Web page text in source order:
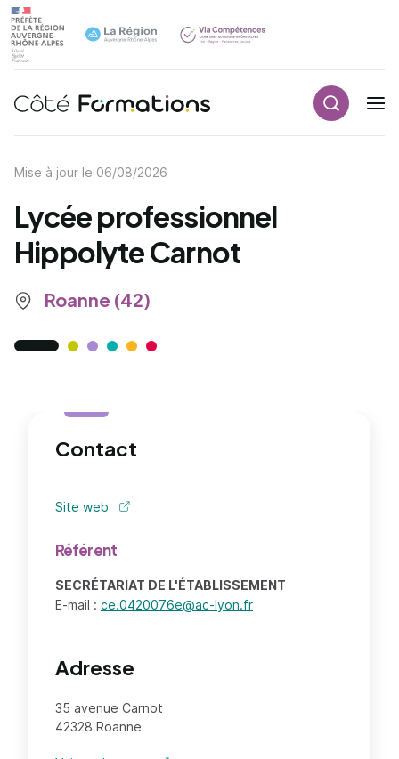
Navigation principale
Mise à jour le 06/08/2026
Lycée professionnel
Hippolyte Carnot
Roanne (42)
Contact
Site web de l'organisme - nouvel onglet
Référent
SECRÉTARIAT DE L'ÉTABLISSEMENT
E-mail : ce.0420076e@ac-lyon.fr
Adresse
35 avenue Carnot
42328 Roanne